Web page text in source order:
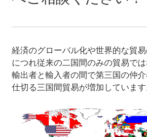
経済のグローバル化や世界的な貿
につれ従来の二国間のみの貿易では
輸出者と輸入者の間で第三国の仲
仕切る三国間貿易が増加しています